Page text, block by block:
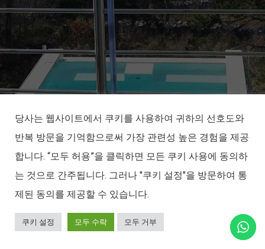
당사는 웹사이트에서 쿠키를 사용하여 귀하의 선호도와
반복 방문을 기억함으로써 가장 관련성 높은 경험을 제공
합니다. “모두 허용”을 클릭하면 모든 쿠키 사용에 동의하
는 것으로 간주됩니다. 그러나 "쿠키 설정"을 방문하여 통
제된 동의를 제공할 수 있습니다.
쿠키 설정 모두 수락 모두 거부